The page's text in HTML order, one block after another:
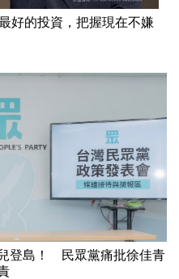
好的投資，把握現在不嫌
登島！ 民眾黨痛批徐佳青